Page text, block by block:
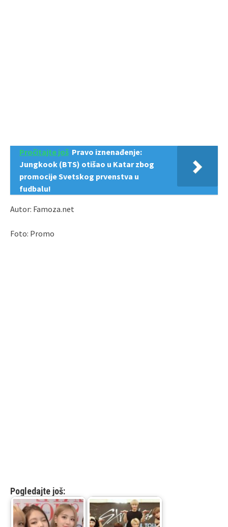
Pročitajte još Pravo iznenađenje:
Jungkook (BTS) otišao u Katar zbog
promocije Svetskog prvenstva u
fudbalu!
Autor: Famoza.net
Foto: Promo
Pogledajte još: